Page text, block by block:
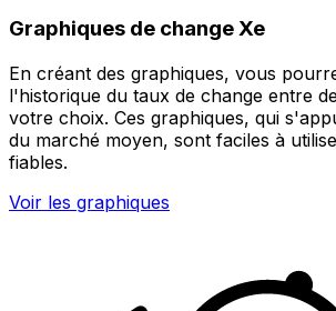
Graphiques de change Xe
En créant des graphiques, vous
l'historique du taux de change entre
votre choix. Ces graphiques, qui
du marché moyen, sont faciles à
fiables.
Voir les graphiques